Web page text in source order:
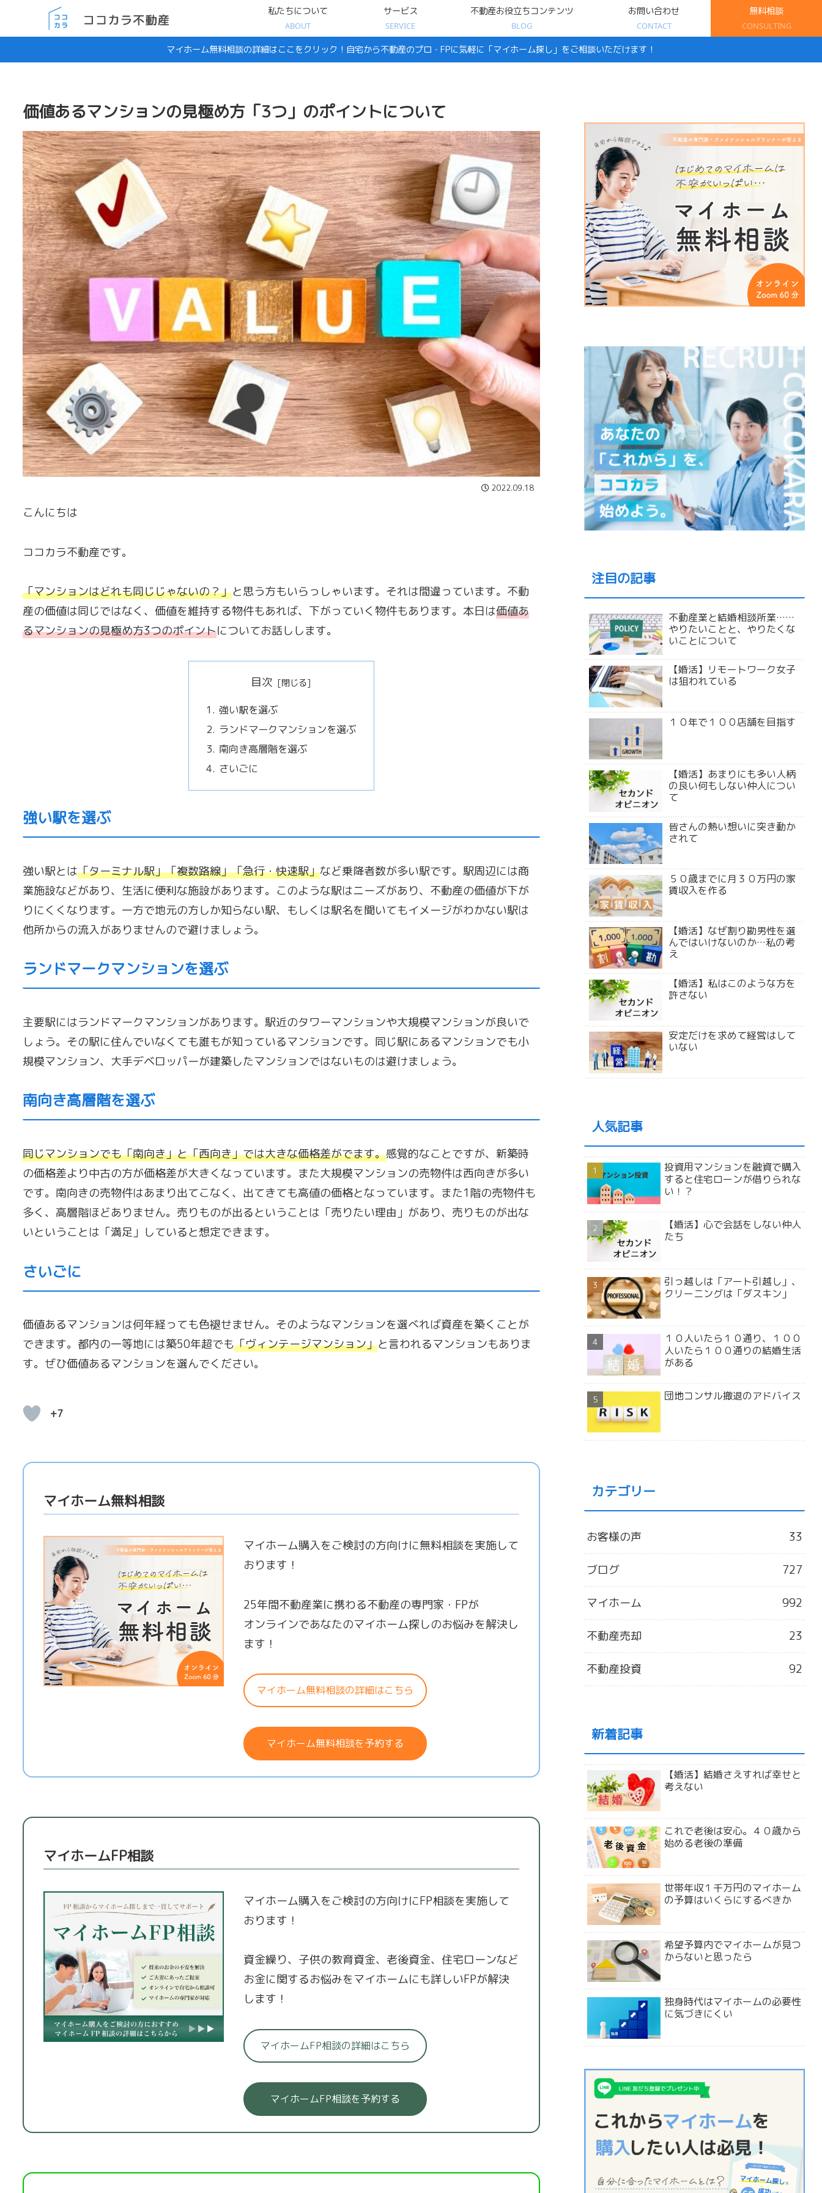
私たちについて
ABOUT
サービス
SERVICE
不動産お役立ちコンテンツ
BLOG
お問い合わせ
CONTACT
無料相談
CONSULTING
マイホーム無料相談の詳細はここをクリック！自宅から不動産のプロ・FPに気軽に「マイホーム探し」をご相談いただけます！
価値あるマンションの見極め方「3つ」のポイントについて
2022.09.18
こんにちは
ココカラ不動産です。
「マンションはどれも同じじゃないの？」と思う方もいらっしゃいます。それは間違っています。不動
産の価値は同じではなく、価値を維持する物件もあれば、下がっていく物件もあります。本日は価値あ
るマンションの見極め方3つのポイントについてお話しします。
目次
強い駅を選ぶ
ランドマークマンションを選ぶ
南向き高層階を選ぶ
さいごに
強い駅を選ぶ
強い駅とは「ターミナル駅」「複数路線」「急行・快速駅」など乗降者数が多い駅です。駅周辺には商
業施設などがあり、生活に便利な施設があります。このような駅はニーズがあり、不動産の価値が下が
りにくくなります。一方で地元の方しか知らない駅、もしくは駅名を聞いてもイメージがわかない駅は
他所からの流入がありませんので避けましょう。
ランドマークマンションを選ぶ
主要駅にはランドマークマンションがあります。駅近のタワーマンションや大規模マンションが良いで
しょう。その駅に住んでいなくても誰もが知っているマンションです。同じ駅にあるマンションでも小
規模マンション、大手デベロッパーが建築したマンションではないものは避けましょう。
南向き高層階を選ぶ
同じマンションでも「南向き」と「西向き」では大きな価格差がでます。感覚的なことですが、新築時
の価格差より中古の方が価格差が大きくなっています。また大規模マンションの売物件は西向きが多い
です。南向きの売物件はあまり出てこなく、出てきても高値の価格となっています。また1階の売物件も
多く、高層階ほどありません。売りものが出るということは「売りたい理由」があり、売りものが出な
いということは「満足」していると想定できます。
さいごに
価値あるマンションは何年経っても色褪せません。そのようなマンションを選べれば資産を築くことが
できます。都内の一等地には築50年超でも「ヴィンテージマンション」と言われるマンションもありま
す。ぜひ価値あるマンションを選んでください。
+7
マイホーム無料相談
マイホーム購入をご検討の方向けに無料相談を実施して
おります！
25年間不動産業に携わる不動産の専門家・FPが
オンラインであなたのマイホーム探しのお悩みを解決し
ます！
マイホーム無料相談の詳細はこちら
マイホーム無料相談を予約する
マイホームFP相談
マイホーム購入をご検討の方向けにFP相談を実施して
おります！
資金繰り、子供の教育資金、老後資金、住宅ローンなど
お金に関するお悩みをマイホームにも詳しいFPが解決
します！
マイホームFP相談の詳細はこちら
マイホームFP相談を予約する
注目の記事
不動産業と結婚相談所業……
やりたいことと、やりたくな
いことについて
【婚活】リモートワーク女子
は狙われている
１０年で１００店舗を目指す
【婚活】あまりにも多い人柄
の良い何もしない仲人につい
て
皆さんの熱い想いに突き動か
されて
５０歳までに月３０万円の家
賃収入を作る
【婚活】なぜ割り勘男性を選
んではいけないのか…私の考
え
【婚活】私はこのような方を
許さない
安定だけを求めて経営はして
いない
人気記事
投資用マンションを融資で購入
すると住宅ローンが借りられな
い！？
【婚活】心で会話をしない仲人
たち
引っ越しは「アート引越し」、
クリーニングは「ダスキン」
１０人いたら１０通り、１００
人いたら１００通りの結婚生活
がある
団地コンサル撤退のアドバイス
カテゴリー
お客様の声 33
ブログ 727
マイホーム 992
不動産売却 23
不動産投資 92
新着記事
【婚活】結婚さえすれば幸せと
考えない
これで老後は安心。４０歳から
始める老後の準備
世帯年収１千万円のマイホーム
の予算はいくらにするべきか
希望予算内でマイホームが見つ
からないと思ったら
独身時代はマイホームの必要性
に気づきにくい